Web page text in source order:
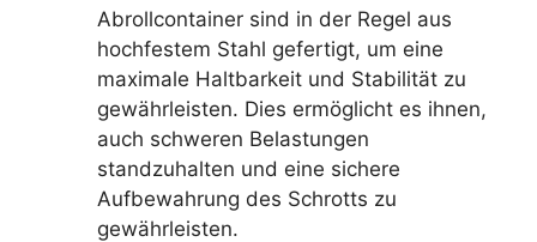
Abrollcontainer sind in der Regel aus
hochfestem Stahl gefertigt, um eine
maximale Haltbarkeit und Stabilität zu
gewährleisten. Dies ermöglicht es ihnen,
auch schweren Belastungen
standzuhalten und eine sichere
Aufbewahrung des Schrotts zu
gewährleisten.